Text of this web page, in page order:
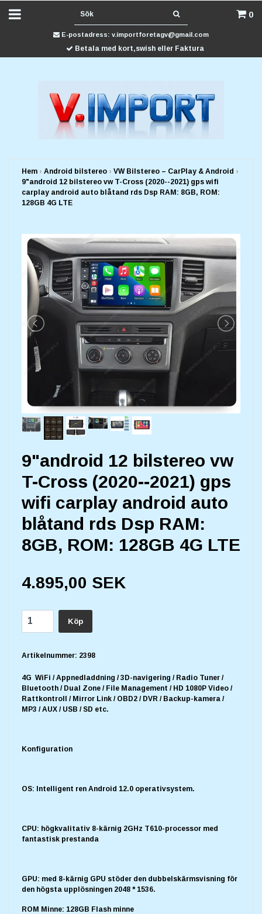
0
E-postadress: v.importforetagv@gmail.com
Betala med kort,swish eller Faktura
Hem › Android bilstereo › VW Bilstereo – CarPlay & Android ›
9"android 12 bilstereo vw T-Cross (2020--2021) gps wifi
carplay android auto blåtand rds Dsp RAM: 8GB, ROM:
128GB 4G LTE
9"android 12 bilstereo vw
T-Cross (2020--2021) gps
wifi carplay android auto
blåtand rds Dsp RAM:
8GB, ROM: 128GB 4G LTE
4.895,00 SEK
Köp
Artikelnummer: 2398
4G WiFi / Appnedladdning / 3D-navigering / Radio Tuner /
Bluetooth / Dual Zone / File Management / HD 1080P Video /
Rattkontroll / Mirror Link / OBD2 / DVR / Backup-kamera /
MP3 / AUX / USB / SD etc.
Konfiguration
OS: Intelligent ren Android 12.0 operativsystem.
CPU: högkvalitativ 8-kärnig 2GHz T610-processor med
fantastisk prestanda
GPU: med 8-kärnig GPU stöder den dubbelskärmsvisning för
den högsta upplösningen 2048 * 1536.
ROM Minne: 128GB Flash minne